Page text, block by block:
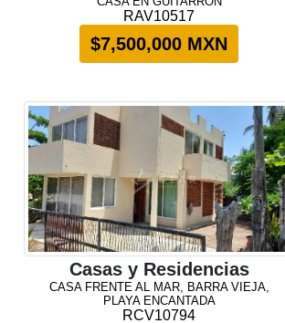
RAV10517
$7,500,000 MXN
Casas y Residencias
CASA FRENTE AL MAR, BARRA VIEJA,
PLAYA ENCANTADA
RCV10794